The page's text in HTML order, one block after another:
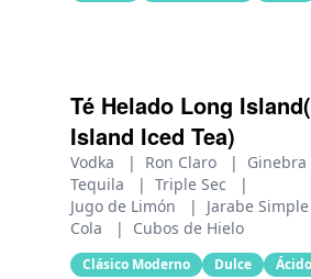
Té Helado Long
Island Iced Tea)
Vodka | Ron Claro | Ginebra
Tequila
| Triple Sec
|
Jugo de Limón
| Jarabe Simple
Cola
| Cubos de Hielo
Clásico Moderno Dulce Ácido